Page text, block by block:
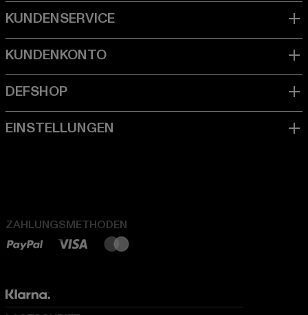
ZAHLUNGSMETHODEN